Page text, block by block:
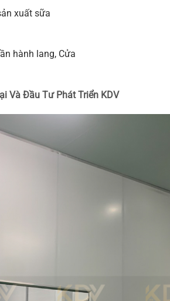
xuất sữa
hành lang, Cửa
Và Đầu Tư Phát Triển KDV